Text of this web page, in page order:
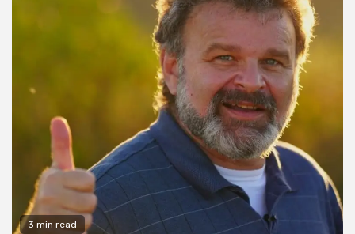
3 min read